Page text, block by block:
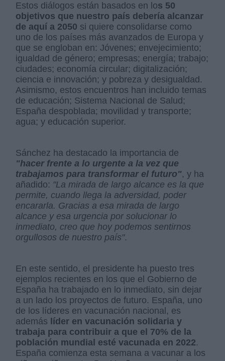
Estos diálogos están basados en los 50
objetivos que nuestro país debería alcanzar
de aquí a 2050 si quiere consolidarse como
uno de los países más avanzados de Europa y
que se engloban en: Jóvenes; envejecimiento;
igualdad de género; empresas; energía; trabajo;
ciudades; economía circular; digitalización;
ciencia e innovación; y pobreza y desigualdad.
Asimismo, estos encuentros han incluido temas
de educación; Sistema Nacional de Salud;
España despoblada; movilidad y transporte;
agua; y educación superior.
Sánchez ha destacado la importancia de
"hacer frente a lo urgente a la vez que
trabajamos para transformar el futuro", y ha
añadido: "La mirada de largo alcance es la que
permite, cuando llega la adversidad, poder
encararla. Gracias a esa mirada de largo
alcance y esa urgencia por solucionar lo
inmediato, creo que hoy podemos sentirnos
orgullosos de nuestro país".
En este sentido, el presidente ha puesto tres
ejemplos recientes en los que el Gobierno de
España ha trabajado en lo inmediato, sin dejar
a un lado los proyectos de futuro. España, uno
de los líderes en vacunación nacional, es
además líder en vacunación solidaria y
trabaja para contribuir a que el 70% de la
población mundial esté vacunada en 2022.
España comienza esta semana a vacunar a los